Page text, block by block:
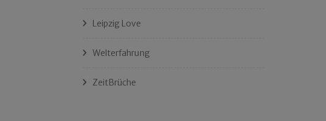
Leipzig Love
Welterfahrung
ZeitBrüche